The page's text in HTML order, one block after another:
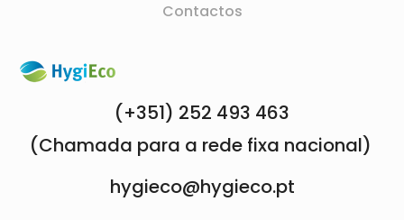
Contactos
(+351) 252 493 463
(Chamada para a rede fixa nacional)
hygieco@hygieco.pt